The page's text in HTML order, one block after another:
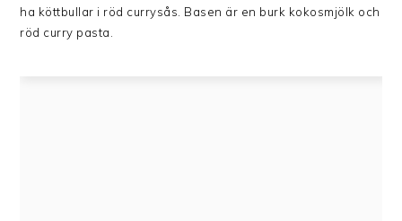
ha köttbullar i röd currysås. Basen är en burk kokosmjölk och
röd curry pasta.